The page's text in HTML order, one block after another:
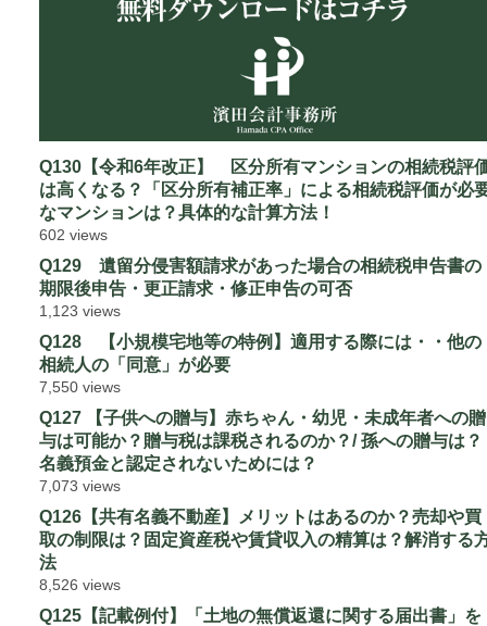
Q130【令和6年改正】 区分所有マンションの相続税評
は高くなる？「区分所有補正率」による相続税評価が必
なマンションは？具体的な計算方法！
602 views
Q129 遺留分侵害額請求があった場合の相続税申告書の
期限後申告・更正請求・修正申告の可否
1,123 views
Q128 【小規模宅地等の特例】適用する際には・・他の
相続人の「同意」が必要
7,550 views
Q127 【子供への贈与】赤ちゃん・幼児・未成年者への贈
与は可能か？贈与税は課税されるのか？/ 孫への贈与は？
名義預金と認定されないためには？
7,073 views
Q126【共有名義不動産】メリットはあるのか？売却や買
取の制限は？固定資産税や賃貸収入の精算は？解消する
法
8,526 views
Q125【記載例付】「土地の無償返還に関する届出書」を